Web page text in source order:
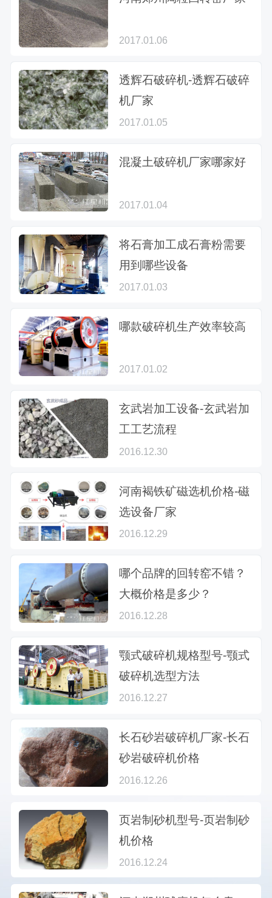
2017.01.06
透辉石破碎机-透辉石破碎
机厂家
2017.01.05
混凝土破碎机厂家哪家好
2017.01.04
将石膏加工成石膏粉需要
用到哪些设备
2017.01.03
哪款破碎机生产效率较高
2017.01.02
玄武岩加工设备-玄武岩加
工工艺流程
2016.12.30
河南褐铁矿磁选机价格-磁
选设备厂家
2016.12.29
哪个品牌的回转窑不错？
大概价格是多少？
2016.12.28
颚式破碎机规格型号-颚式
破碎机选型方法
2016.12.27
长石砂岩破碎机厂家-长石
砂岩破碎机价格
2016.12.26
页岩制砂机型号-页岩制砂
机价格
2016.12.24